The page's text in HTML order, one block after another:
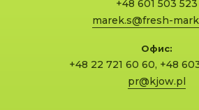
+48 601 503 523
marek.s@fresh-
Офис:
+48 22 721 60 60, +48
pr@kjow.pl